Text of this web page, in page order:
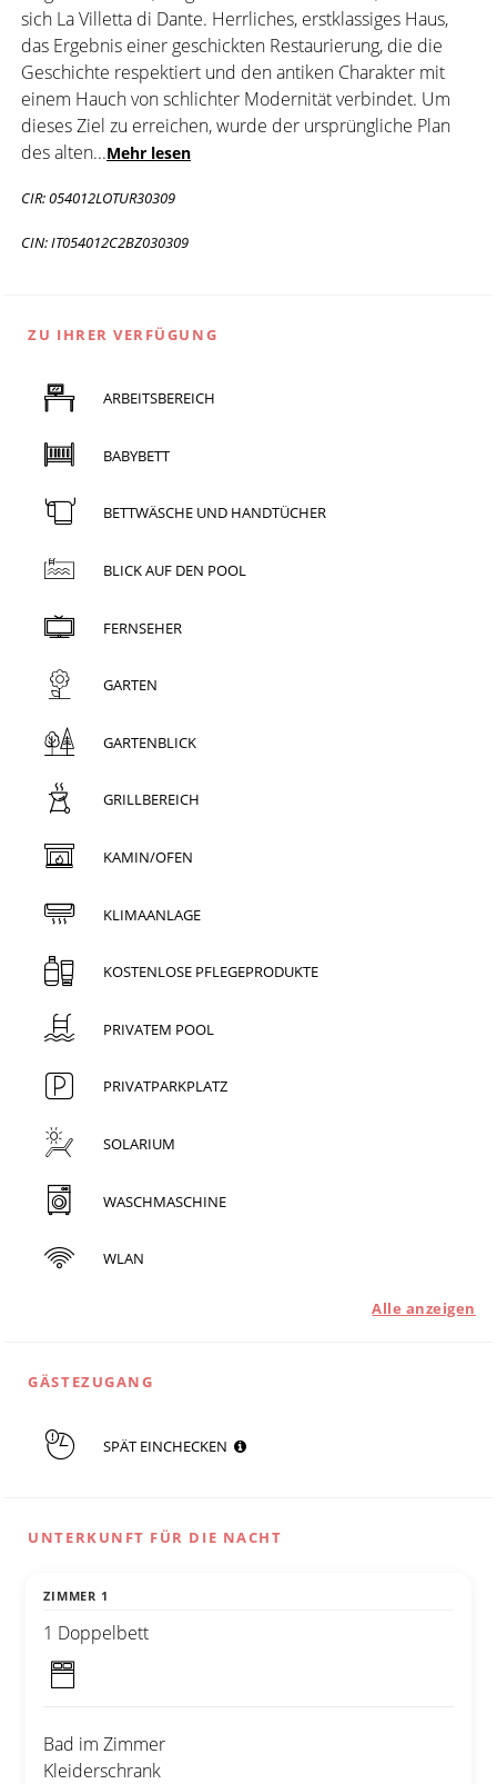
sich La Villetta di Dante. Herrliches, erstklassiges Haus,
das Ergebnis einer geschickten Restaurierung, die die
Geschichte respektiert und den antiken Charakter mit
einem Hauch von schlichter Modernität verbindet. Um
dieses Ziel zu erreichen, wurde der ursprüngliche Plan
des alten...Mehr lesen
CIR: 054012LOTUR30309
CIN: IT054012C2BZ030309
ZU IHRER VERFÜGUNG
ARBEITSBEREICH
BABYBETT
BETTWÄSCHE UND HANDTÜCHER
BLICK AUF DEN POOL
FERNSEHER
GARTEN
GARTENBLICK
GRILLBEREICH
KAMIN/OFEN
KLIMAANLAGE
KOSTENLOSE PFLEGEPRODUKTE
PRIVATEM POOL
PRIVATPARKPLATZ
SOLARIUM
WASCHMASCHINE
WLAN
Alle anzeigen
GÄSTEZUGANG
SPÄT EINCHECKEN
UNTERKUNFT FÜR DIE NACHT
ZIMMER 1
1 Doppelbett
Bad im Zimmer
Kleiderschrank